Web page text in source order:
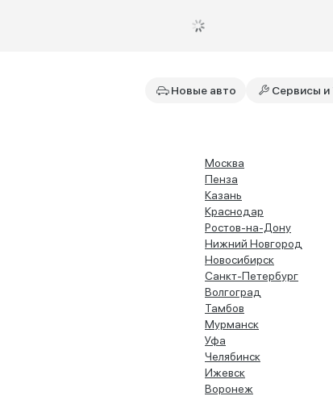
Новые авто Сервисы и
Москва
Пенза
Казань
Краснодар
Ростов-на-Дону
Нижний Новгород
Новосибирск
Санкт-Петербург
Волгоград
Тамбов
Мурманск
Уфа
Челябинск
Ижевск
Воронеж